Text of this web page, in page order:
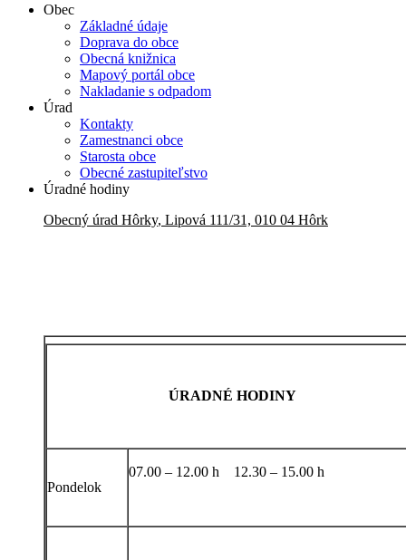
Obec
Základné údaje
Doprava do obce
Obecná knižnica
Mapový portál obce
Nakladanie s odpadom
Úrad
Kontakty
Zamestnanci obce
Starosta obce
Obecné zastupiteľstvo
Úradné hodiny
Obecný úrad Hôrky, Lipová 111/31, 010 04 Hôrk
ÚRADNÉ HODINY
Pondelok
07.00 – 12.00 h 12.30 – 15.00 h